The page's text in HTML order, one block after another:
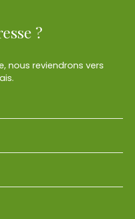
?
nous reviendrons vers